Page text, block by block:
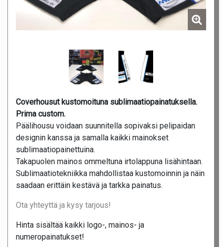
Coverhousut kustomoituna sublimaatiopainatuksella.
Prima custom.
Päälihousu voidaan suunnitella sopivaksi pelipaidan
designin kanssa ja samalla kaikki mainokset
sublimaatiopainettuina.
Takapuolen mainos ommeltuna irtolappuna lisähintaan.
Sublimaatiotekniikka mahdollistaa kustomoinnin ja näin
saadaan erittäin kestävä ja tarkka painatus.
Ota yhteyttä ja kysy tarjous!
Hinta sisältää kaikki logo-, mainos- ja
numeropainatukset!